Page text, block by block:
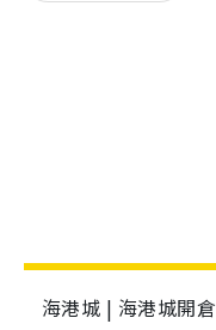
海港城 | 海港城開